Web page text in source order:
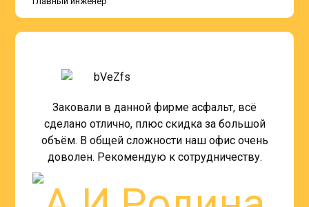
Заковали в данной фирме асфальт, всё
сделано отлично, плюс скидка за большой
объём. В общей сложности наш офис очень
доволен. Рекомендую к сотрудничеству.